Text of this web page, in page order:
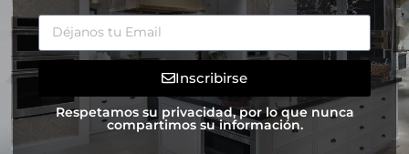
Inscribirse
Respetamos su privacidad, por lo que nunca
compartimos su información.